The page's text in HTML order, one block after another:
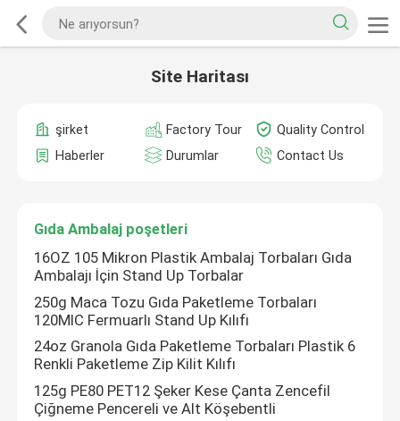
Site Haritası
şirket Factory Tour
Quality Control
Haberler
Durumlar Contact Us
Gıda Ambalaj poşetleri
16OZ 105 Mikron Plastik Ambalaj Torbaları Gıda
Ambalajı İçin Stand Up Torbalar
250g Maca Tozu Gıda Paketleme Torbaları
120MIC Fermuarlı Stand Up Kılıfı
24oz Granola Gıda Paketleme Torbaları Plastik 6
Renkli Paketleme Zip Kilit Kılıfı
125g PE80 PET12 Şeker Kese Çanta Zencefil
Çiğneme Pencereli ve Alt Köşebentli